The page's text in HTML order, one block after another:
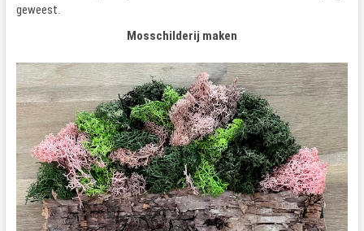
geweest.
Mosschilderij maken